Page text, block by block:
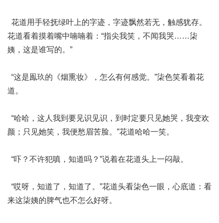
花道用手轻抚绿叶上的字迹，字迹飘然若无，触感犹存。
花道看着摸着嘴中喃喃着：“指尖我笑，不闻我哭……柒
姨，这是谁写的。”
“这是鳯玖的《烟熏妆》，怎么有何感觉。”柒色笑看着花
道。
“哈哈，这人我到要见识见识，到时定要只见她哭，我变欢
颜；只见她笑，我便愁眉苦脸。”花道哈哈一笑。
“吓？不许犯嗔，知道吗？”说着在花道头上一闷敲。
“哎呀，知道了，知道了。”花道头看柒色一眼，心底道：看
来这柒姨的脾气也不怎么好呀。